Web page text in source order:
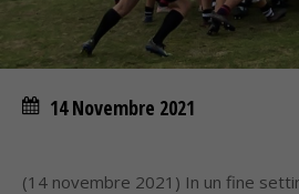
14 Novembre 2021
(14 novembre 2021) In un fine